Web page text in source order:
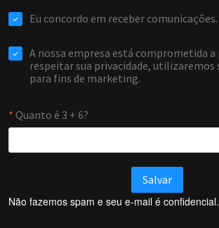
Não fazemos spam e seu e-mail é confidencial.
EMAIL
WHATSAPP / TELEFONE